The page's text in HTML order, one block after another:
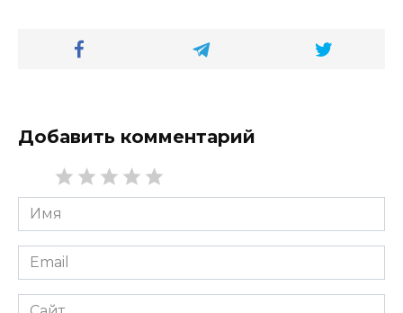
Добавить комментарий
Имя
*
Email
*
Сайт